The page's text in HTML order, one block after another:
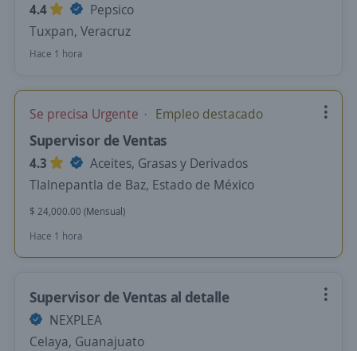
4.4
Pepsico
Tuxpan, Veracruz
Hace 1 hora
Se precisa Urgente Empleo destacado
Supervisor de Ventas
4.3
Aceites, Grasas y Derivados
Tlalnepantla de Baz, Estado de México
$ 24,000.00 (Mensual)
Hace 1 hora
Supervisor de Ventas al detalle
NEXPLEA
Celaya, Guanajuato